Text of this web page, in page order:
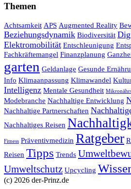
Themen
Achtsamkeit APS Augmented Reality
Beziehungsdynamik Biodiversität
Elektromobilität Entschleunigung
Fachkräftemangel Finanzplanung
garten Geldanlage Gesunde
Info Klimaanpassung Klimawandel
Intelligenz Mentale Gesundheit
Modebranche Nachhaltige Entwicklung
Nachhaltige Partnerschaften
Nachhaltiges Reisen
Fitness Präventivmedizin Ratgeber
Reisen Tipps Trends
Umweltschutz Upcycling
(c) 2026 der-Prinz.de